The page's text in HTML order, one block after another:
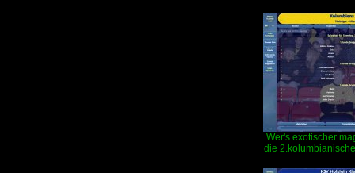
Wer's exotischer
die